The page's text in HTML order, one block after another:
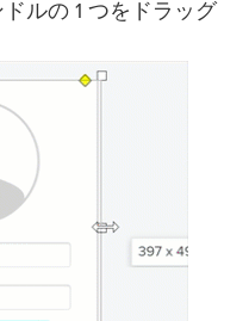
ルの 1 つをドラッグ